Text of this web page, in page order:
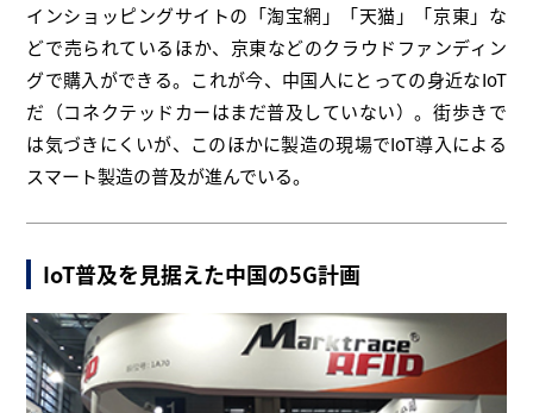
インショッピングサイトの「淘宝網」「天猫」「京東」な
どで売られているほか、京東などのクラウドファンディン
グで購入ができる。これが今、中国人にとっての身近なIoT
だ（コネクテッドカーはまだ普及していない）。街歩きで
は気づきにくいが、このほかに製造の現場でIoT導入による
スマート製造の普及が進んでいる。
IoT普及を見据えた中国の5G計画